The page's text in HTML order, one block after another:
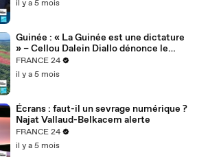
il y a 5 mois
Guinée : « La Guinée est une dictature
» – Cellou Dalein Diallo dénonce le
régime Doumbouya
FRANCE 24
il y a 5 mois
Écrans : faut-il un sevrage numérique ?
Najat Vallaud-Belkacem alerte
FRANCE 24
il y a 5 mois